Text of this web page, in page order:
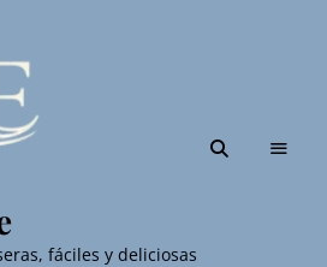
fáciles y deliciosas